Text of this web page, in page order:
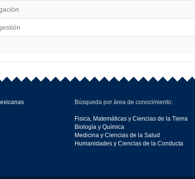
Búsqueda por área de conocimiento:
Fisica, Matemáticas y Ciencias de la Tierra
Biología y Química
Medicina y Ciencias de la Salud
Humanidades y Ciencias de la Conducta